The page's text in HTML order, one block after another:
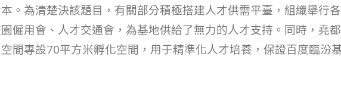
。為清楚決該題目，有關部分積極搭建人才供需平臺，組織舉行各
僱用會、人才交通會，為基地供給了無力的人才支持。同時，堯都
間專設70平方米孵化空間，用于精準化人才培養，保證百度臨汾